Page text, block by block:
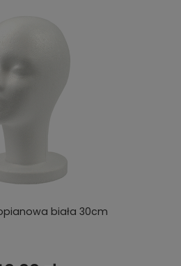
biała 30cm